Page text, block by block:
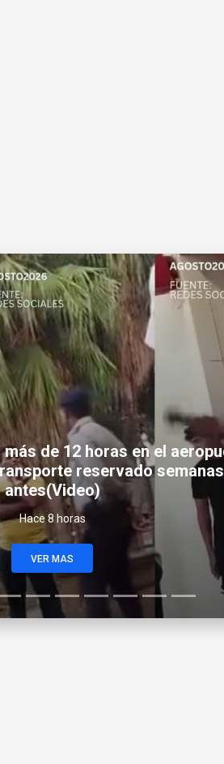
a la ‘Isla Trump’ y estudia un
turístico con capital árabe
Hace 8 horas
VER MAS